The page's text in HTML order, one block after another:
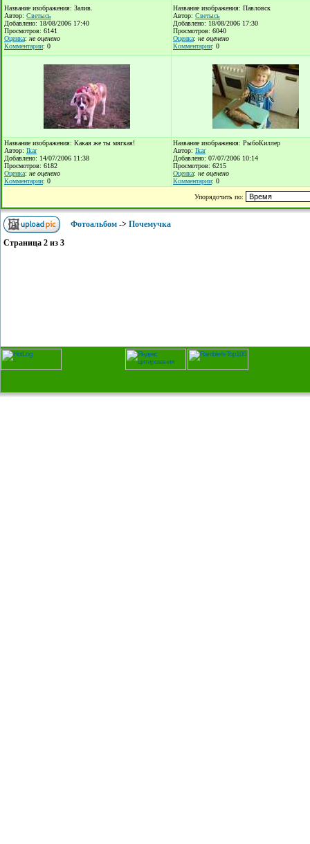
Название изображения: Залив.
Автор: Светысь
Добавлено: 18/08/2006 17:40
Просмотров: 6141
Оценка: не оценено
Комментарии: 0
Название изображения: Павловск
Автор: Светысь
Добавлено: 18/08/2006 17:30
Просмотров: 6040
Оценка: не оценено
Комментарии: 0
Название изображения: Какая же ты мягкая!
Автор: Ikar
Добавлено: 14/07/2006 11:38
Просмотров: 6182
Оценка: не оценено
Комментарии: 0
Название изображения: РыбоКиллер
Автор: Ikar
Добавлено: 07/07/2006 10:14
Просмотров: 6215
Оценка: не оценено
Комментарии: 0
Упорядочить по:
Фотоальбом -> Почемучка
Страница 2 из 3